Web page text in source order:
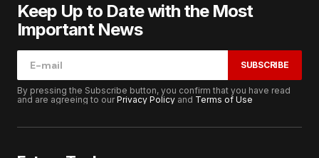
Keep Up to Date with the Most
Important News
SUBSCRIBE
By pressing the Subscribe button, you confirm that you have read
and are agreeing to ourPrivacy Policy and Terms of Use